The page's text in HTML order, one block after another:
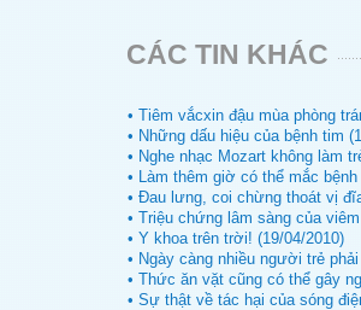
CÁC TIN KHÁC
• Tiêm vắcxin đậu mùa phòng
• Những dấu hiệu của bệnh tim
• Nghe nhạc Mozart không làm
• Làm thêm giờ có thể mắc
• Đau lưng, coi chừng thoát vị
• Triệu chứng lâm sàng của
• Y khoa trên trời! (19/04/2010)
• Ngày càng nhiều người trẻ
• Thức ăn vặt cũng có thể gây
• Sự thật về tác hại của sóng